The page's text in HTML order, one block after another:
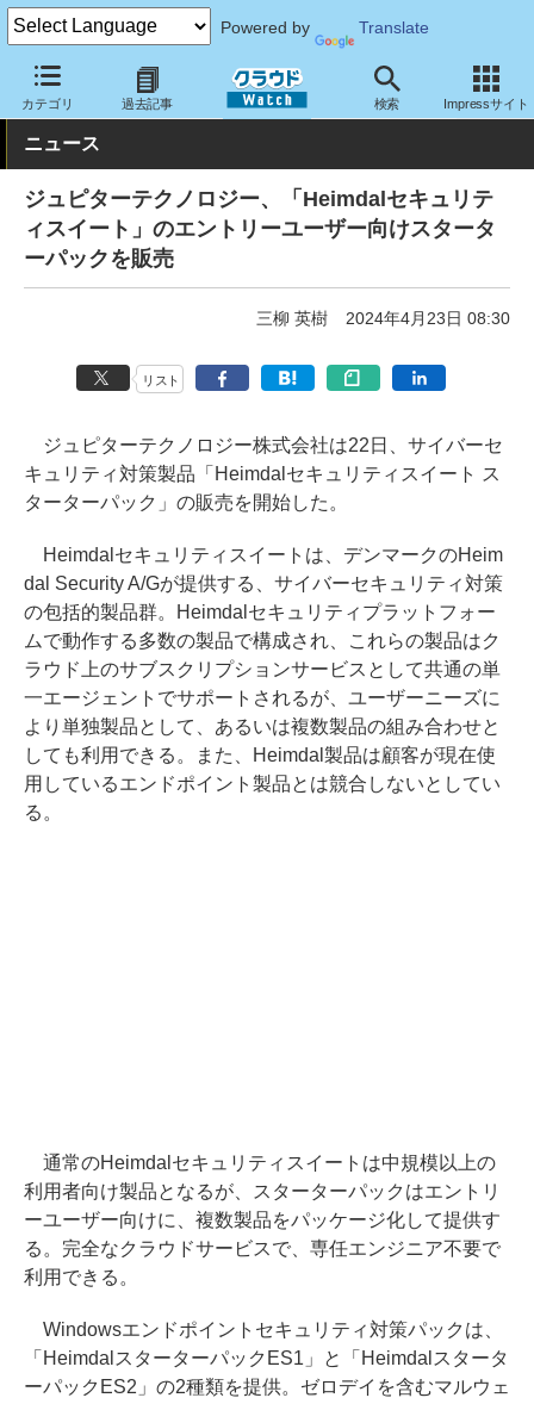
Powered by Translate
カテゴリ 過去記事 検索 Impressサイト
クラウド Watch セキュリティ セキュリティサービス
ニュース
ジュピターテクノロジー、「Heimdalセキュリテ
ィスイート」のエントリーユーザー向けスタータ
ーパックを販売
三柳 英樹 2024年4月23日 08:30
リスト
ジュピターテクノロジー株式会社は22日、サイバーセ
キュリティ対策製品「Heimdalセキュリティスイート ス
ターターパック」の販売を開始した。
Heimdalセキュリティスイートは、デンマークのHeim
dal Security A/Gが提供する、サイバーセキュリティ対策
の包括的製品群。Heimdalセキュリティプラットフォー
ムで動作する多数の製品で構成され、これらの製品はク
ラウド上のサブスクリプションサービスとして共通の単
一エージェントでサポートされるが、ユーザーニーズに
より単独製品として、あるいは複数製品の組み合わせと
しても利用できる。また、Heimdal製品は顧客が現在使
用しているエンドポイント製品とは競合しないとしてい
る。
通常のHeimdalセキュリティスイートは中規模以上の
利用者向け製品となるが、スターターパックはエントリ
ーユーザー向けに、複数製品をパッケージ化して提供す
る。完全なクラウドサービスで、専任エンジニア不要で
利用できる。
Windowsエンドポイントセキュリティ対策パックは、
「HeimdalスターターパックES1」と「Heimdalスタータ
ーパックES2」の2種類を提供。ゼロデイを含むマルウェ